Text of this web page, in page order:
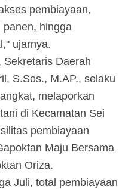
pembiayaan,
hingga
ujarnya.
Sekretaris Daerah
S.Sos., M.AP., selaku
melaporkan
di Kecamatan Sei
pembiayaan
Maju Bersama
Oriza.
Juli, total pembiayaan